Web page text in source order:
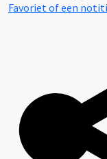
Favoriet of een